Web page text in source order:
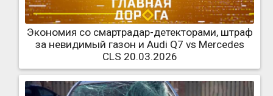
Экономия со смартрадар-детекторами, штраф
за невидимый газон и Audi Q7 vs Mercedes
CLS 20.03.2026